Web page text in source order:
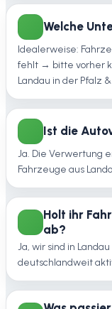
Welche
Idealerweise:
fehlt → bitte vorher
Landau in der Pfalz
Ist die
Ja. Die Verwertung
Fahrzeuge aus
Holt ihr
ab?
Ja, wir sind in
deutschlandweit